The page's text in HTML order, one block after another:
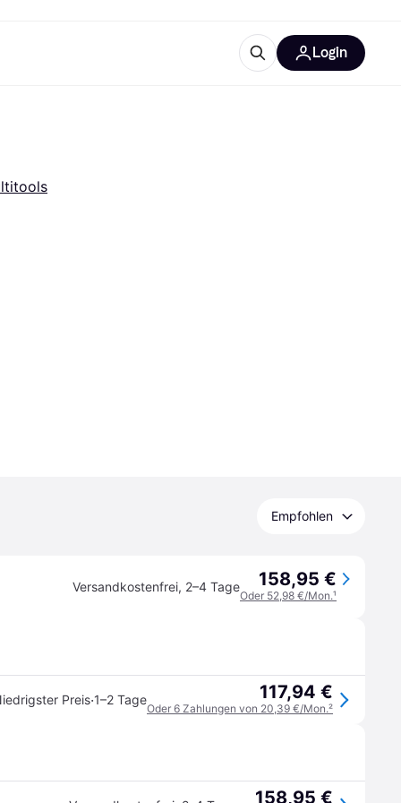
Login
Empfohlen
Versandkostenfrei, 2–4 Tage 158,95 €
Oder 52,98 €/Mon.¹
Preis·1–2 Tage 117,94 €
Oder 6 Zahlungen von 20,39 €/Mon.²
158,95 €